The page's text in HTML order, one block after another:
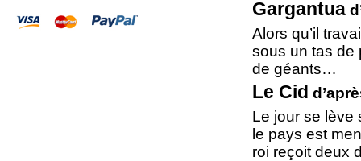
Gargantua
Alors qu’il
sous un tas de
de géants…
Le Cid
Le jour se lève
le pays est
roi reçoit deux